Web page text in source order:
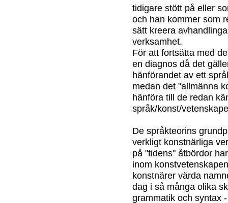
tidigare stött på eller
och han kommer som
sätt kreera
verksamhet.
För att fortsätta med
en diagnos då det
hänförandet av ett
medan det "allmänna
hänföra till de redan
språk/konst/
De språkteorins
verkligt konstnärliga
på "tidens" åtbördor
inom
konstnärer värda
dag i så många olika
grammatik och syntax